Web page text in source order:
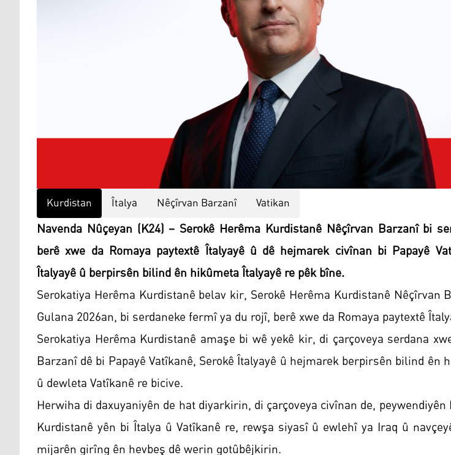
Kurdistan Îtalya Nêçîrvan Barzanî Vatikan
Navenda Nûçeyan (K24) – Serokê Herêma Kurdistanê Nêçîrvan Barzanî bi
berê xwe da Romaya paytextê Îtalyayê û dê hejmarek civînan bi Papayê
Îtalyayê û berpirsên bilind ên hikûmeta Îtalyayê re pêk bîne.
Serokatiya Herêma Kurdistanê belav kir, Serokê Herêma Kurdistanê Nêçîrvan
Gulana 2026an, bi serdaneke fermî ya du rojî, berê xwe da Romaya paytextê
Serokatiya Herêma Kurdistanê amaşe bi wê yekê kir, di çarçoveya serdana
Barzanî dê bi Papayê Vatîkanê, Serokê Îtalyayê û hejmarek berpirsên bilind ên
û dewleta Vatîkanê re bicive.
Herwiha di daxuyaniyên de hat diyarkirin, di çarçoveya civînan de,
Kurdistanê yên bi Îtalya û Vatîkanê re, rewşa siyasî û ewlehî ya Iraq û
mijarên girîng ên hevbeş dê werin gotûbêjkirin.